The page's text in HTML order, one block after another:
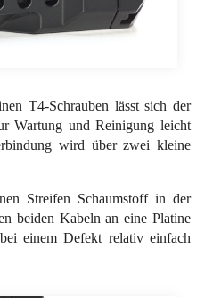
T4-Schrauben lässt sich der
Wartung und Reinigung leicht
wird über zwei kleine
Streifen Schaumstoff in der
beiden Kabeln an eine Platine
einem Defekt relativ einfach